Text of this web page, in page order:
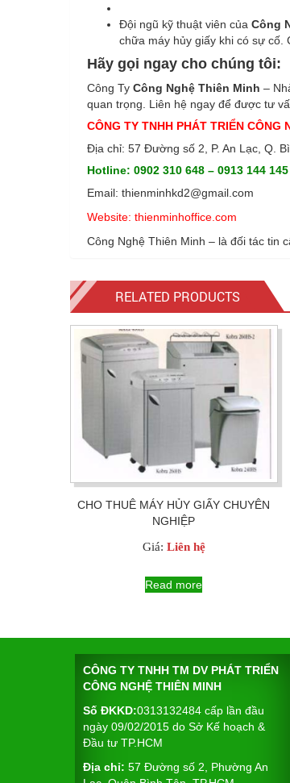
Đội ngũ kỹ thuật viên của Công
chữa máy hủy giấy khi có sự cố.
Hãy gọi ngay cho chúng tôi:
Công Ty Công Nghệ Thiên Minh –
quan trọng. Liên hệ ngay để được tư
CÔNG TY TNHH PHÁT TRIỂN CÔNG
Địa chỉ: 57 Đường số 2, P. An Lạc, Q.
Hotline: 0902 310 648 – 0913 144 145
Email: thienminhkd2@gmail.com
Website: thienminhoffice.com
Công Nghệ Thiên Minh – là đối tác tin
RELATED PRODUCTS
CHO THUÊ MÁY HỦY GIẤY CHUYÊN
NGHIỆP
Giá: Liên hệ
Read more
CÔNG TY TNHH TM DV PHÁT TRIỂN
CÔNG NGHỆ THIÊN MINH
Số ĐKKD:0313132484 cấp lần đầu
ngày 09/02/2015 do Sở Kế hoạch &
Đầu tư TP.HCM
Địa chỉ: 57 Đường số 2, Phường An